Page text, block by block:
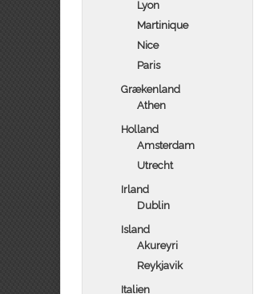
Lyon
Martinique
Nice
Paris
Grækenland
Athen
Holland
Amsterdam
Utrecht
Irland
Dublin
Island
Akureyri
Reykjavik
Italien